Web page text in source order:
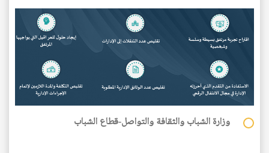
وزارة الشباب والثقافة والتواصل-قطاع الشباب